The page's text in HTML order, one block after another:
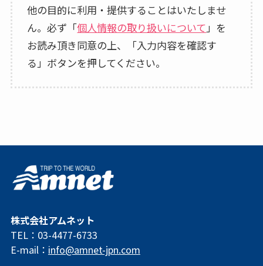
他の目的に利用・提供することはいたしませ
ん。必ず「個人情報の取り扱いについて 」を
お読み頂き同意の上、「入力内容を確認す
る」ボタンを押してください。
株式会社アムネット
TEL：03-4477-6733
E-mail： info@amnet-jpn.com